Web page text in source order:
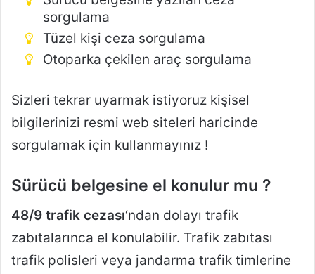
sorgulama
Tüzel kişi ceza sorgulama
Otoparka çekilen araç sorgulama
Sizleri tekrar uyarmak istiyoruz kişisel
bilgilerinizi resmi web siteleri haricinde
sorgulamak için kullanmayınız !
Sürücü belgesine el konulur mu ?
48/9 trafik cezası‘ndan dolayı trafik
zabıtalarınca el konulabilir. Trafik zabıtası
trafik polisleri veya jandarma trafik timlerine